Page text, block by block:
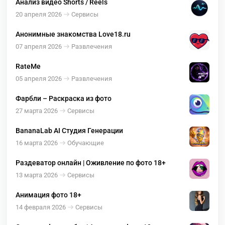
Анализ видео Shorts / Reels
20 апреля 2026 Сервисы
Анонимные знакомства Love18.ru
07 апреля 2026 Развлечения
RateMe
05 апреля 2026 Развлечения
Фарбли – Раскраска из фото
27 марта 2026 Сервисы
BananaLab AI Студия Генерации
16 марта 2026 Обучающие
Раздеватор онлайн | Оживление по фото 18+
13 марта 2026 Сервисы
Анимация фото 18+
14 февраля 2026 Сервисы